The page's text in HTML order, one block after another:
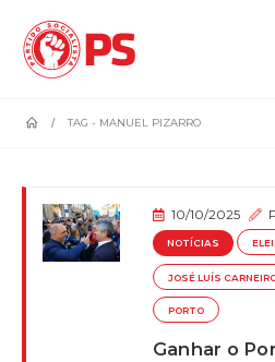
TAG - MANUEL PIZARRO
10/10/2025
NOTÍCIAS
JOSÉ LUÍS
PORTO
Ganhar o